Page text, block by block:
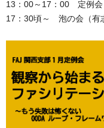
13：00～17：00　定例会
17：30頃～　泡の会（